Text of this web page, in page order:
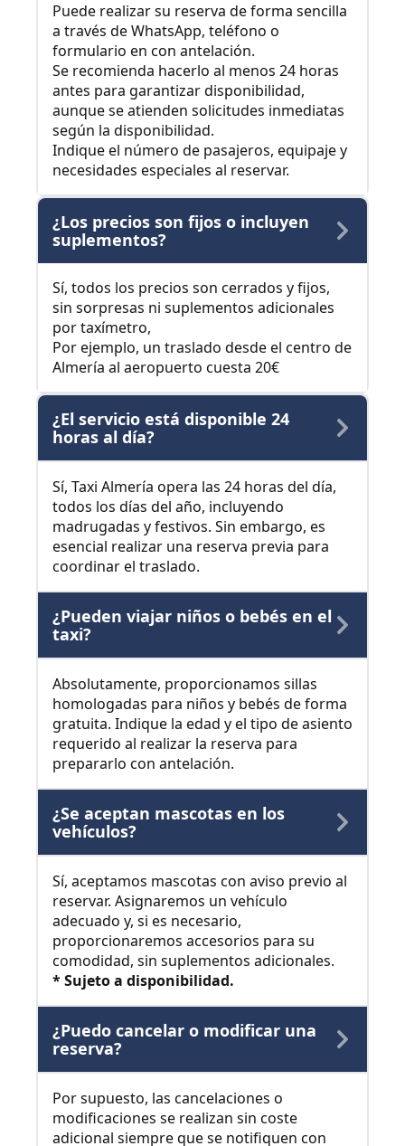
Puede realizar su reserva de forma sencilla
a través de WhatsApp, teléfono o
formulario en con antelación.
Se recomienda hacerlo al menos 24 horas
antes para garantizar disponibilidad,
aunque se atienden solicitudes inmediatas
según la disponibilidad.
Indique el número de pasajeros, equipaje y
necesidades especiales al reservar.
¿Los precios son fijos o incluyen
suplementos?
Sí, todos los precios son cerrados y fijos,
sin sorpresas ni suplementos adicionales
por taxímetro,
Por ejemplo, un traslado desde el centro de
Almería al aeropuerto cuesta 20€
¿El servicio está disponible 24
horas al día?
Sí, Taxi Almería opera las 24 horas del día,
todos los días del año, incluyendo
madrugadas y festivos. Sin embargo, es
esencial realizar una reserva previa para
coordinar el traslado.
¿Pueden viajar niños o bebés en el
taxi?
Absolutamente, proporcionamos sillas
homologadas para niños y bebés de forma
gratuita. Indique la edad y el tipo de asiento
requerido al realizar la reserva para
prepararlo con antelación.
¿Se aceptan mascotas en los
vehículos?
Sí, aceptamos mascotas con aviso previo al
reservar. Asignaremos un vehículo
adecuado y, si es necesario,
proporcionaremos accesorios para su
comodidad, sin suplementos adicionales.
* Sujeto a disponibilidad.
¿Puedo cancelar o modificar una
reserva?
Por supuesto, las cancelaciones o
modificaciones se realizan sin coste
adicional siempre que se notifiquen con